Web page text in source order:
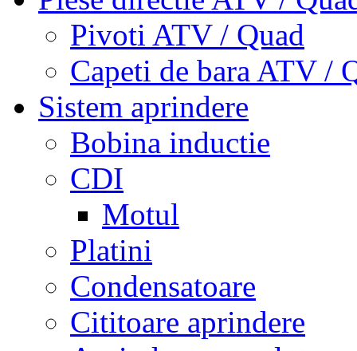
Pivoti ATV / Quad
Capeti de bara ATV /
Sistem aprindere
Bobina inductie
CDI
Motul
Platini
Condensatoare
Cititoare aprindere